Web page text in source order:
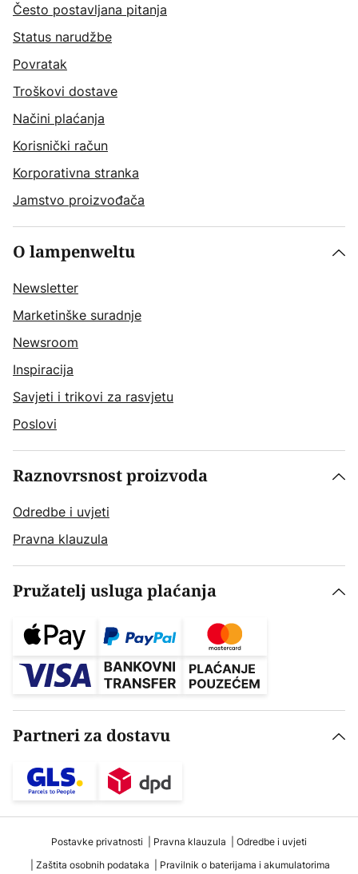
Često postavljana pitanja
Status narudžbe
Povratak
Troškovi dostave
Načini plaćanja
Korisnički račun
Korporativna stranka
Jamstvo proizvođača
O lampenweltu
Newsletter
Marketinške suradnje
Newsroom
Inspiracija
Savjeti i trikovi za rasvjetu
Poslovi
Raznovrsnost proizvoda
Odredbe i uvjeti
Pravna klauzula
Pružatelj usluga plaćanja
Partneri za dostavu
Postavke privatnosti Pravna klauzula
Odredbe i uvjeti
Zaštita osobnih podataka
Pravilnik o baterijama i akumulatorima